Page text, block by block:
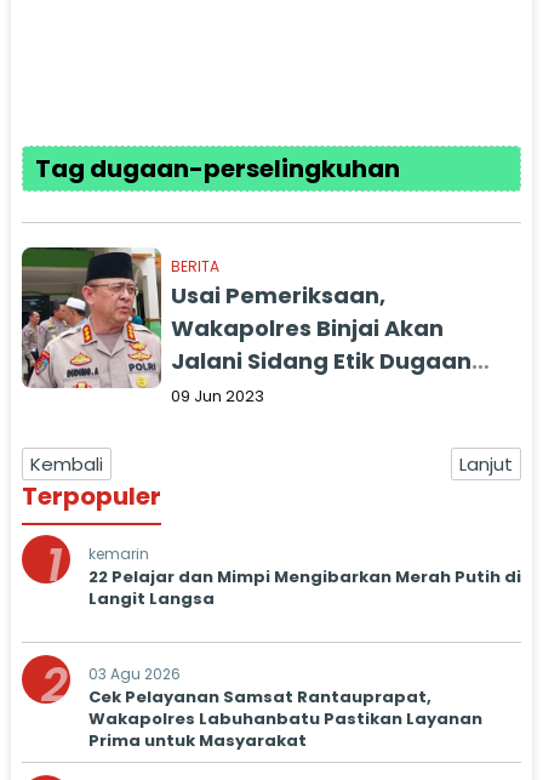
Tag dugaan-perselingkuhan
BERITA
Usai Pemeriksaan,
Wakapolres Binjai Akan
Jalani Sidang Etik Dugaan
Perselingkuhan
09 Jun 2023
Kembali Lanjut
Terpopuler
1 kemarin
22 Pelajar dan Mimpi Mengibarkan Merah Putih di
Langit Langsa
2 03 Agu 2026
Cek Pelayanan Samsat Rantauprapat,
Wakapolres Labuhanbatu Pastikan Layanan
Prima untuk Masyarakat